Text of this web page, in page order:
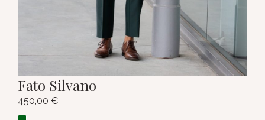
Fato Silvano
450,00 €